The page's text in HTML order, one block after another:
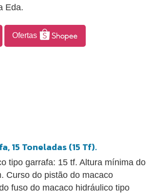
Eda.
Ofertas
15 Toneladas (15 Tf).
tipo garrafa: 15 tf. Altura mínima do
Curso do pistão do macaco
fuso do macaco hidráulico tipo